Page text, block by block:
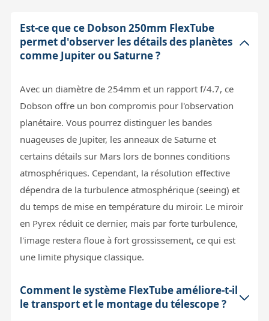
Est-ce que ce Dobson 250mm FlexTube
permet d'observer les détails des planètes
comme Jupiter ou Saturne ?
Avec un diamètre de 254mm et un rapport f/4.7, ce
Dobson offre un bon compromis pour l'observation
planétaire. Vous pourrez distinguer les bandes
nuageuses de Jupiter, les anneaux de Saturne et
certains détails sur Mars lors de bonnes conditions
atmosphériques. Cependant, la résolution effective
dépendra de la turbulence atmosphérique (seeing) et
du temps de mise en température du miroir. Le miroir
en Pyrex réduit ce dernier, mais par forte turbulence,
l'image restera floue à fort grossissement, ce qui est
une limite physique classique.
Comment le système FlexTube améliore-t-il
le transport et le montage du télescope ?